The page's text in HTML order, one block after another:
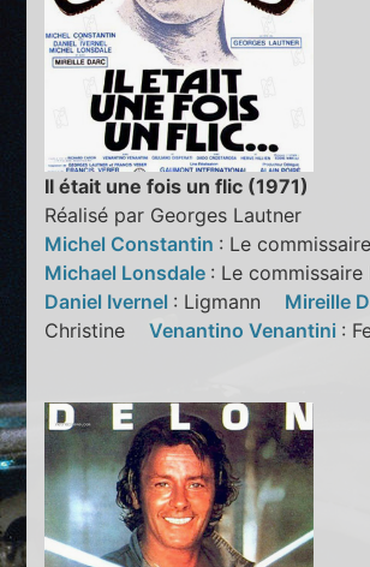
Il était une fois un flic (1971)
Réalisé par Georges Lautner
Michel Constantin : Le
Michael Lonsdale : Le
Daniel Ivernel : Ligmann Mireille
ChristineVenantino Venantini :